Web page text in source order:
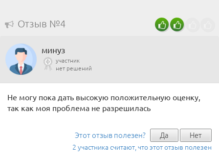
Отзыв №4
минуз
участник
нет решений
Не могу пока дать высокую положительную оценку,
так как моя проблема не разрешилась
Этот отзыв полезен? Да Нет
2 участника считают, что этот отзыв полезен